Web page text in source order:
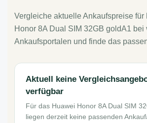
Vergleiche aktuelle Ankaufspreise für
Honor 8A Dual SIM 32GB goldA1 bei
Ankaufsportalen und finde das
Aktuell keine
verfügbar
Für das Huawei Honor 8A Dual SIM
liegen derzeit keine passenden